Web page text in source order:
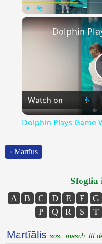
Watch on
Dolphin Plays Game
‹ Martĭus
Sfoglia
A B C D E F G
P
Q R S T
Martĭālis sost. masch. III